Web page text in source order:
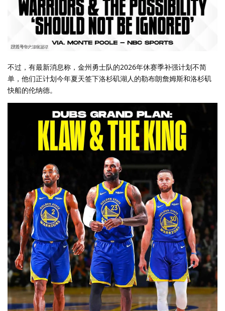
不过，有最新消息称，金州勇士队的2026年休赛季补强计划不简
单，他们正计划今年夏天签下洛杉矶湖人的勒布朗詹姆斯和洛杉矶
快船的伦纳德。